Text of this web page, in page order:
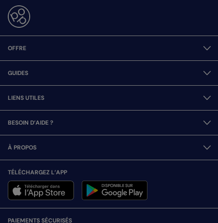
OFFRE
GUIDES
LIENS UTILES
BESOIN D’AIDE ?
À PROPOS
TÉLÉCHARGEZ L’APP
PAIEMENTS SÉCURISÉS